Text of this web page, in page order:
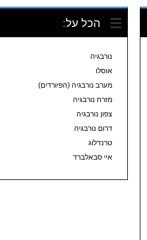
הכל על:
נורבגיה
אוסלו
מערב נורבגיה (הפיורדים)
מזרח נורבגיה
צפון נורבגיה
דרום נורבגיה
טרנדלוג
איי סבאלברד